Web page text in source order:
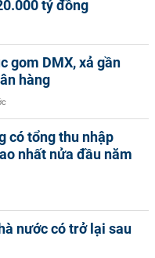
tỷ đồng
gom DMX, xả gần
hàng
có tổng thu nhập
nhất nửa đầu năm
nước có trở lại sau